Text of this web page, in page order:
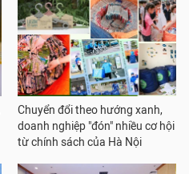
Chuyển đổi theo hướng xanh,
doanh nghiệp "đón" nhiều cơ hội
từ chính sách của Hà Nội